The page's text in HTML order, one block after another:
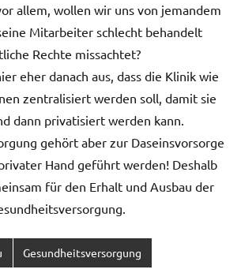
allem, wollen wir uns von jemandem
Mitarbeiter schlecht behandelt
Rechte missachtet?
eher danach aus, dass die Klinik wie
zentralisiert werden soll, damit sie
dann privatisiert werden kann.
gehört aber zur Daseinsvorsorge
Hand geführt werden! Deshalb
für den Erhalt und Ausbau der
Gesundheitsversorgung